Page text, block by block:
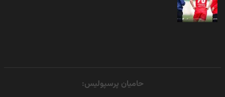
حامیان پرسپولیس: